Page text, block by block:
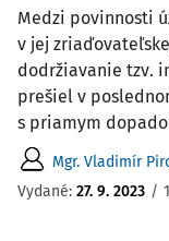
Medzi povinnosti
v jej
dodržiavanie tzv.
prešiel v
s priamym
Mgr. Vladimír
Vydané: 27. 9. 2023 /